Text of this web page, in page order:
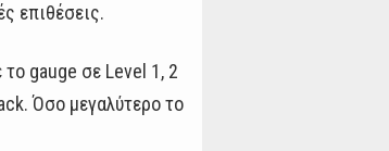
επιθέσεις.
gauge σε Level 1, 2
Όσο μεγαλύτερο το